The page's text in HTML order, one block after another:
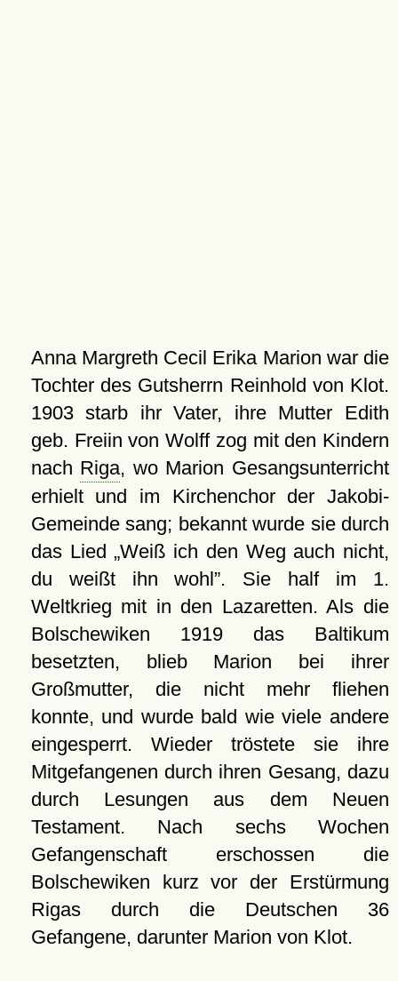
Anna Margreth Cecil Erika Marion war die
Tochter des Gutsherrn Reinhold von Klot.
1903 starb ihr Vater, ihre Mutter Edith
geb. Freiin von Wolff zog mit den Kindern
nach Riga, wo Marion Gesangsunterricht
erhielt und im Kirchenchor der Jakobi-
Gemeinde sang; bekannt wurde sie durch
das Lied Weiß ich den Weg auch nicht,
du weißt ihn wohl . Sie half im 1.
Weltkrieg mit in den Lazaretten. Als die
Bolschewiken 1919 das Baltikum
besetzten, blieb Marion bei ihrer
Großmutter, die nicht mehr fliehen
konnte, und wurde bald wie viele andere
eingesperrt. Wieder tröstete sie ihre
Mitgefangenen durch ihren Gesang, dazu
durch Lesungen aus dem Neuen
Testament. Nach sechs Wochen
Gefangenschaft erschossen die
Bolschewiken kurz vor der Erstürmung
Rigas durch die Deutschen 36
Gefangene, darunter Marion von Klot.